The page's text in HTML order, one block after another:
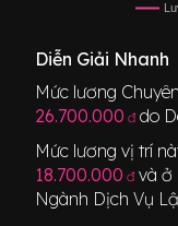
Diễn Giải Nhanh
Mức lương
26.700.000 đdo
Mức lương vị trí
18.700.000 đ và ở
Ngành Dịch Vụ